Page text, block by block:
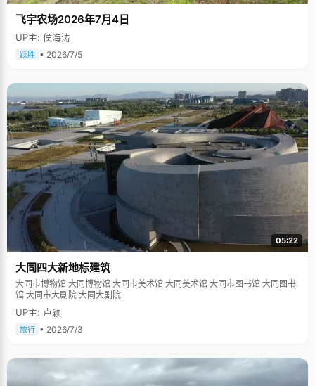
飞宇农场2026年7月4日
UP主: 侯海涛
跃胜 • 2026/7/5
05:22
大同四大新地标建筑
大同市博物馆 大同博物馆 大同市美术馆 大同美术馆 大同市图书馆 大同图书
馆 大同市大剧院 大同大剧院
UP主: 卢颖
旅行 • 2026/7/3